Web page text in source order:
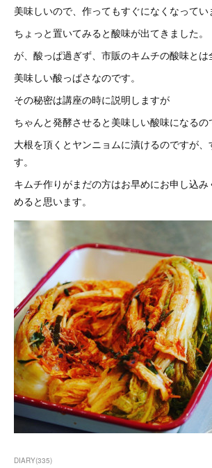
美味しいので、作ってもすぐになくなってい
ちょっと置いてみると酸味が出てきました。
が、酸っぱ過ぎず、市販のキムチの酸味とは
美味しい酸っぱさなのです。
その秘密は講座の時に説明しますが
ちゃんと発酵させると美味しい酸味になるの
大根を頂くとヤンニョムに漬けるのですが、
す。
キムチ作りがまだの方はお早めにお申し込
めると思います。
DIARY(335)